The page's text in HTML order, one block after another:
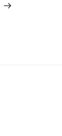
successivo